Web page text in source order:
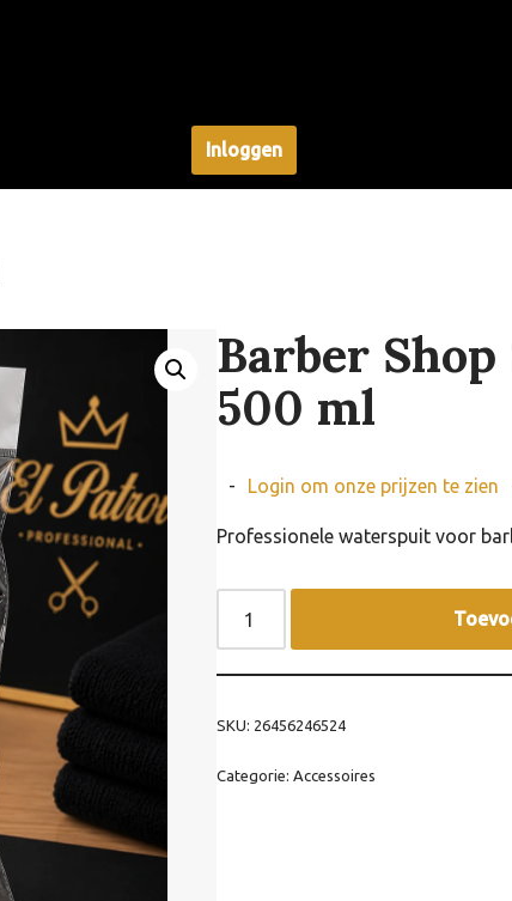
Inloggen
Barber
500 ml
- Login om onze prijzen te zien
Professionele waterspuit voor
SKU: 26456246524
Categorie:Accessoires